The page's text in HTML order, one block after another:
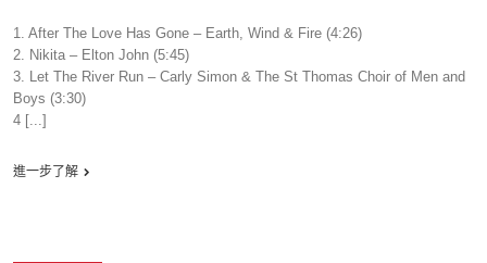
1. After The Love Has Gone – Earth, Wind & Fire (4:26)
2. Nikita – Elton John (5:45)
3. Let The River Run – Carly Simon & The St Thomas Choir of Men and
Boys (3:30)
4 [...]
進一步了解